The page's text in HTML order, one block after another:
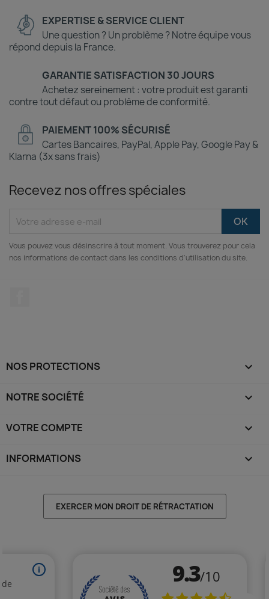
EXPERTISE & SERVICE CLIENT
Une question ? Un problème ? Notre équipe vous
répond depuis la France.
GARANTIE SATISFACTION 30 JOURS
Achetez sereinement : votre produit est garanti
contre tout défaut ou problème de conformité.
PAIEMENT 100% SÉCURISÉ
Cartes Bancaires, PayPal, Apple Pay, Google Pay &
Klarna (3x sans frais)
Recevez nos offres spéciales
Vous pouvez vous désinscrire à tout moment. Vous trouverez pour cela
nos informations de contact dans les conditions d'utilisation du site.
NOS PROTECTIONS 
NOTRE SOCIÉTÉ 
VOTRE COMPTE 
INFORMATIONS keyboard_arrow_down
EXERCER MON DROIT DE RÉTRACTATION